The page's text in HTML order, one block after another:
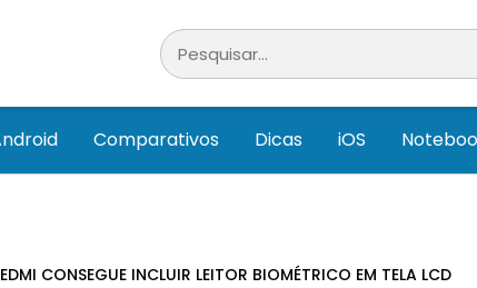
Comparativos Dicas iOS
CONSEGUE INCLUIR LEITOR BIOMÉTRICO EM TELA LCD